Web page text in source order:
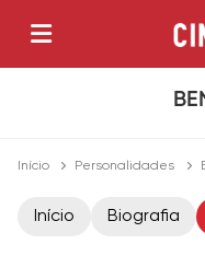
Início Personalidades
Início Biografia